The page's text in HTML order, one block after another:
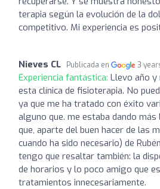
terapia según la evolución de la
competitivo. Mi experiencia es
Nieves CL Publicada en 3
Experiencia fantástica: Llevo año y
esta clínica de fisioterapia. No
ya que me ha tratado con éxito
alguno que. me estaba dando
que, aparte del buen hacer de las
cuando ha sido necesario) de
tengo que resaltar también: la
de horarios y lo poco amigo que
tratamientos innecesariamente.